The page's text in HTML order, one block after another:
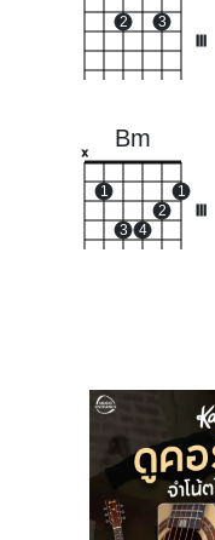
2 3
Bm
x
1
3 4
2
1